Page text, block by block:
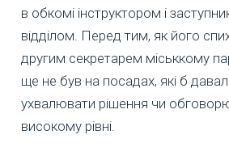
в обкомі інструктором і
відділом. Перед тим, як його
другим секретарем міськкому
ще не був на посадах, які б
ухвалювати рішення чи
високому рівні.